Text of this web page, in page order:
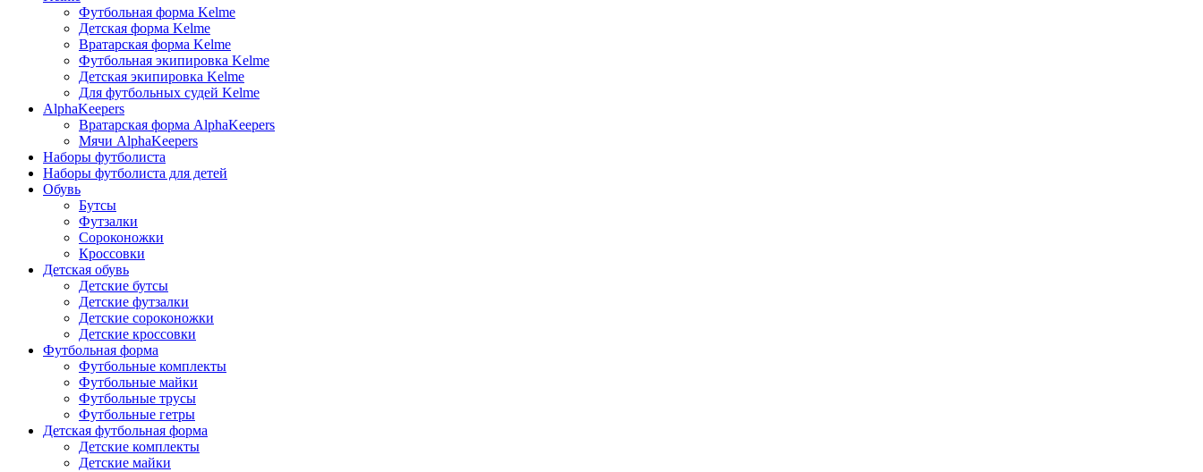
Футбольная форма Kelme
Детская форма Kelme
Вратарская форма Kelme
Футбольная экипировка Kelme
Детская экипировка Kelme
Для футбольных судей Kelme
AlphaKeepers
Вратарская форма AlphaKeepers
Мячи AlphaKeepers
Наборы футболиста
Наборы футболиста для детей
Обувь
Бутсы
Футзалки
Сороконожки
Кроссовки
Детская обувь
Детские бутсы
Детские футзалки
Детские сороконожки
Детские кроссовки
Футбольная форма
Футбольные комплекты
Футбольные майки
Футбольные трусы
Футбольные гетры
Детская футбольная форма
Детские комплекты
Детские майки